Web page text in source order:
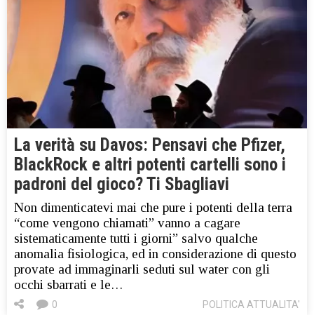
La verità su Davos: Pensavi che Pfizer,
BlackRock e altri potenti cartelli sono i
padroni del gioco? Ti Sbagliavi
Non dimenticatevi mai che pure i potenti della terra
“come vengono chiamati” vanno a cagare
sistematicamente tutti i giorni” salvo qualche
anomalia fisiologica, ed in considerazione di questo
provate ad immaginarli seduti sul water con gli
occhi sbarrati e le…
POLITICA ATTUALITA'
0